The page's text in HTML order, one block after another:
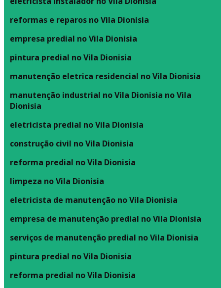
reformas e reparos no Vila Dionisia
empresa predial no Vila Dionisia
pintura predial no Vila Dionisia
manutenção eletrica residencial no Vila Dionisia
manutenção industrial no Vila Dionisia no Vila
Dionisia
eletricista predial no Vila Dionisia
construção civil no Vila Dionisia
reforma predial no Vila Dionisia
limpeza no Vila Dionisia
eletricista de manutenção no Vila Dionisia
empresa de manutenção predial no Vila Dionisia
serviços de manutenção predial no Vila Dionisia
pintura predial no Vila Dionisia
reforma predial no Vila Dionisia